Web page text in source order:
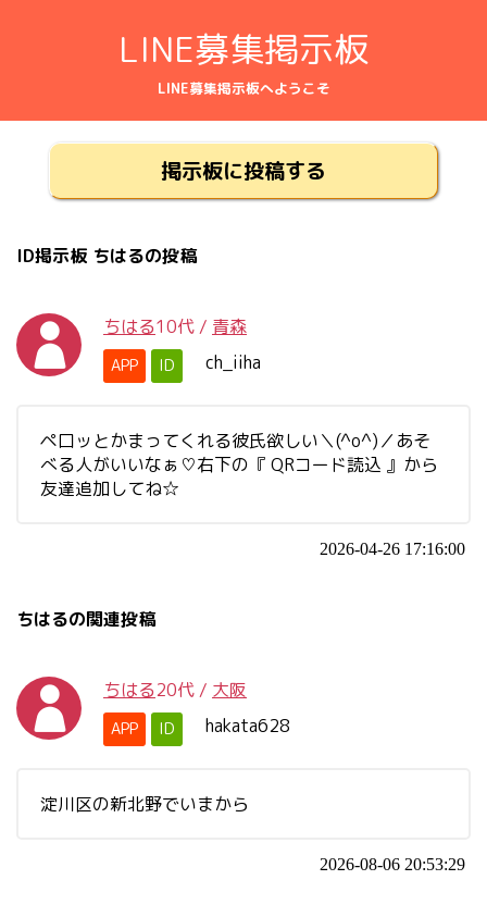
LINE募集掲示板
LINE募集掲示板へようこそ
掲示板に投稿する
ID掲示板 ちはるの投稿
ちはる10代 / 青森
APP ID ch_iiha
ペ口ッとかまってくれる彼氏欲しい＼(^o^)／あそ
べる人がいいなぁ♡右下の『 QRコード読込 』から
友達追加してね☆
2026-04-26 17:16:00
ちはるの関連投稿
ちはる20代 / 大阪
APP ID hakata628
淀川区の新北野でいまから
2026-08-06 20:53:29